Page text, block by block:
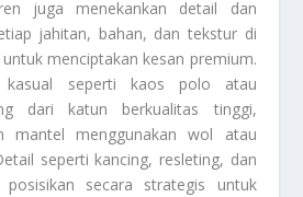
juga menekankan detail dan
jahitan, bahan, dan tekstur di
menciptakan kesan premium.
kasual seperti kaos polo atau
dari katun berkualitas tinggi,
mantel menggunakan wol atau
seperti kancing, resleting, dan
secara strategis untuk